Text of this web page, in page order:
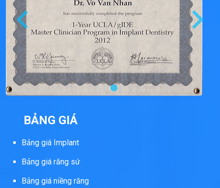
BẢNG GIÁ
Bảng giá Implant
Bảng giá răng sứ
Bảng giá niềng răng